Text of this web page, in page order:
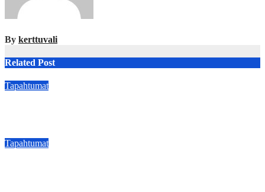
By kerttuvali
Related Post
Tapahtumat
Tapahtumat